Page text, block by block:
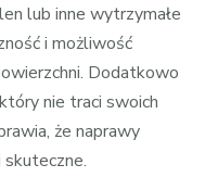
lub inne wytrzymałe
i możliwość
Dodatkowo
nie traci swoich
że naprawy
skuteczne.